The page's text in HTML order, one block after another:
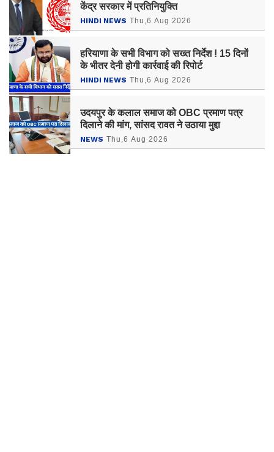
केंद्र सरकार में प्रतिनियुक्ति
HINDI NEWS Thu,6 Aug 2026
हरियाणा के सभी विभाग को सख्त निर्देश ! 15 दिनों
के भीतर देनी होगी कार्रवाई की रिपोर्ट
HINDI NEWS Thu,6 Aug 2026
उदयपुर के कलाल समाज को OBC प्रमाण पत्र
दिलाने की मांग, सांसद रावत ने उठाया मुद्दा
NEWS Thu,6 Aug 2026